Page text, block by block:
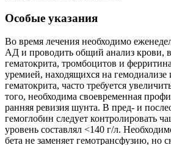
Особые указания
Во время лечения необходимо
АД и проводить общий анализ крови,
гематокрита, тромбоцитов и
уремией, находящихся на гемодиализе
гематокрита, часто требуется
того, необходима своевременная
ранняя ревизия шунта. В пред- и
гемоглобин следует контролировать
уровень составлял <140 г/л.
бета не заменяет гемотрансфузию, но